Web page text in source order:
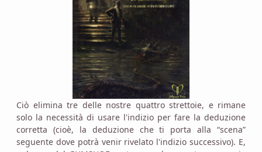
Ciò elimina tre delle nostre quattro strettoie, e rimane
solo la necessità di usare l'indizio per fare la deduzione
corretta (cioè, la deduzione che ti porta alla “scena”
seguente dove potrà venir rivelato l'indizio successivo). E,